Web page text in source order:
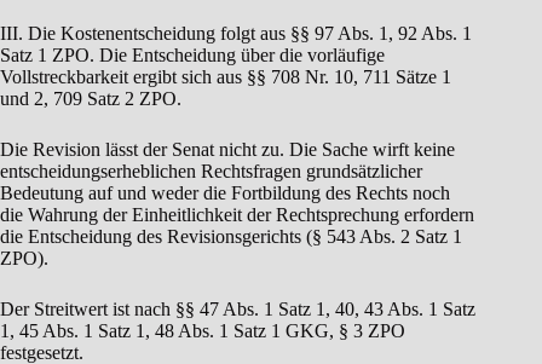
III. Die Kostenentscheidung folgt aus §§ 97 Abs. 1, 92 Abs. 1
Satz 1 ZPO. Die Entscheidung über die vorläufige
Vollstreckbarkeit ergibt sich aus §§ 708 Nr. 10, 711 Sätze 1
und 2, 709 Satz 2 ZPO.
Die Revision lässt der Senat nicht zu. Die Sache wirft keine
entscheidungserheblichen Rechtsfragen grundsätzlicher
Bedeutung auf und weder die Fortbildung des Rechts noch
die Wahrung der Einheitlichkeit der Rechtsprechung erfordern
die Entscheidung des Revisionsgerichts (§ 543 Abs. 2 Satz 1
ZPO).
Der Streitwert ist nach §§ 47 Abs. 1 Satz 1, 40, 43 Abs. 1 Satz
1, 45 Abs. 1 Satz 1, 48 Abs. 1 Satz 1 GKG, § 3 ZPO
festgesetzt.